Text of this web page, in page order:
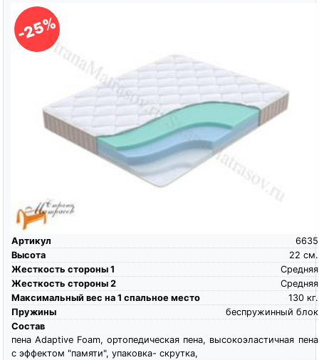
-25%
Артикул
6635
Высота
см.
22
Жесткость стороны 1
Средняя
Жесткость стороны 2
Средняя
Максимальный вес на 1 спальное место
кг.
130
Пружины
беспружинный блок
Состав
пена Adaptive Foam, ортопедическая пена, высокоэластичная пена
c эффектом "памяти", упаковка- скрутка,